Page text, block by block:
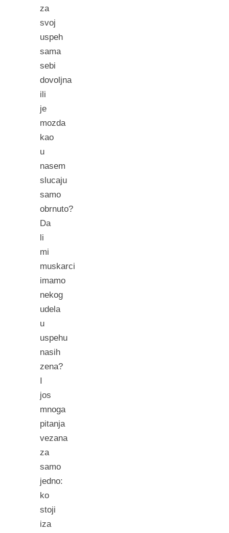
za
svoj
uspeh
sama
sebi
dovoljna
ili
je
mozda
kao
u
nasem
slucaju
samo
obrnuto?
Da
li
mi
muskarci
imamo
nekog
udela
u
uspehu
nasih
zena?
I
jos
mnoga
pitanja
vezana
za
samo
jedno:
ko
stoji
iza